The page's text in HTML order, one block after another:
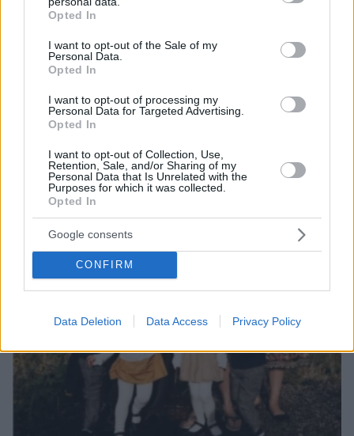
grant or deny consent to Google and its third-party tags to
use your data for below specified purposes in below Google
consent section.
Opted In
I want to opt-out of the Sale of my
Personal Data.
Opted In
I want to opt-out of processing my
Personal Data for Targeted Advertising.
Opted In
I want to opt-out of Collection, Use,
Retention, Sale, and/or Sharing of my
Personal Data that Is Unrelated with the
Purposes for which it was collected.
Opted In
Google consents
CONFIRM
Data Deletion Data Access Privacy Policy
ΔΕΙΤΕ ΟΛΕΣ ΤΙΣ ΕΙΔΗΣΕΙΣ
ΤΑ ΠΙΟ ΔΗΜΟΦΙΛΗ